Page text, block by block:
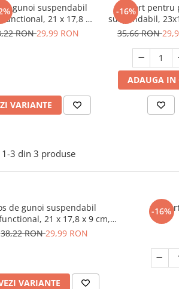
de gunoi suspendabil
21 x 17,8 x
9 cm, Albastru
RON29,99 RON
VARIANTE
-16%
Suport pentru
suspendabil,
cm, Alb
35,66 RON
ADAUGA IN
1-3 din 3 produse
de gunoi suspendabil
21 x 17,8 x 9 cm,
Albastru
38,22 RON29,99 RON
VARIANTE
-16%